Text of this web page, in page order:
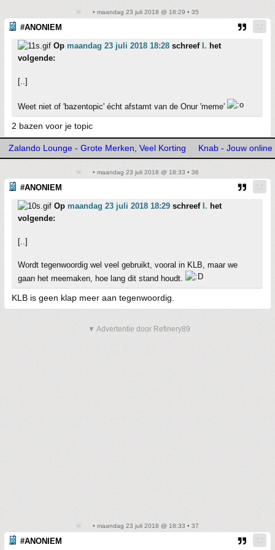
• maandag 23 juli 2018 @ 18:29 • 35
#ANONIEM
Op maandag 23 juli 2018 18:28 schreef I. het
volgende:
[..]
Weet niet of 'bazentopic' écht afstamt van de Onur 'meme'
2 bazen voor je topic
Zalando Lounge - Grote Merken, Veel Korting Knab - Jouw online
• maandag 23 juli 2018 @ 18:33 • 36
#ANONIEM
Op maandag 23 juli 2018 18:29 schreef I. het
volgende:
[..]
Wordt tegenwoordig wel veel gebruikt, vooral in KLB, maar we
gaan het meemaken, hoe lang dit stand houdt.
KLB is geen klap meer aan tegenwoordig.
▼ Advertentie door Refinery89
• maandag 23 juli 2018 @ 18:33 • 37
#ANONIEM